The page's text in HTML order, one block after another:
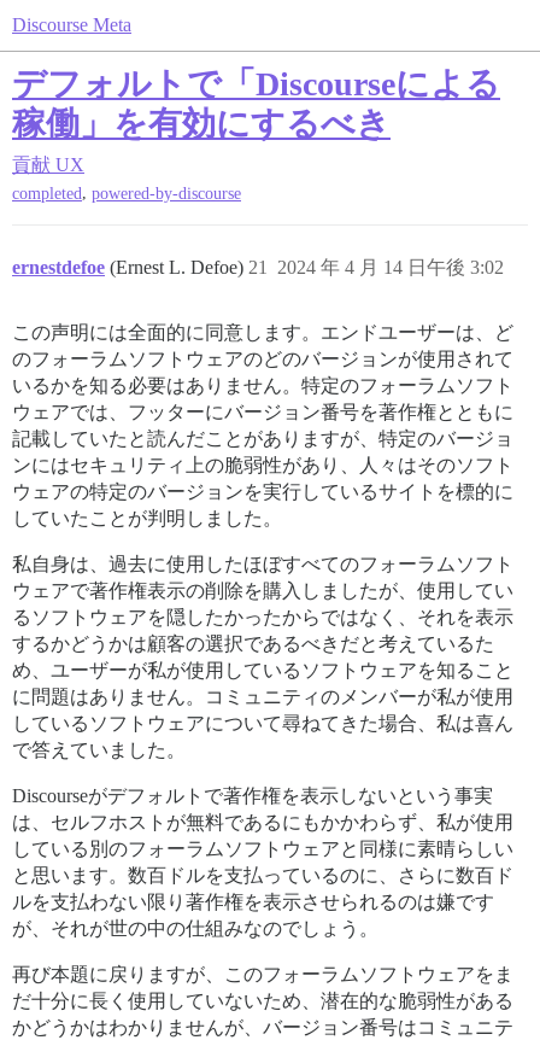
Discourse Meta
デフォルトで「Discourseによる
稼働」を有効にするべき
貢献 UX
completed, powered-by-discourse
ernestdefoe (Ernest L. Defoe) 2024 年 4 月 14 日午後 3:02
21
この声明には全面的に同意します。エンドユーザーは、ど
のフォーラムソフトウェアのどのバージョンが使用されて
いるかを知る必要はありません。特定のフォーラムソフト
ウェアでは、フッターにバージョン番号を著作権とともに
記載していたと読んだことがありますが、特定のバージョ
ンにはセキュリティ上の脆弱性があり、人々はそのソフト
ウェアの特定のバージョンを実行しているサイトを標的に
していたことが判明しました。
私自身は、過去に使用したほぼすべてのフォーラムソフト
ウェアで著作権表示の削除を購入しましたが、使用してい
るソフトウェアを隠したかったからではなく、それを表示
するかどうかは顧客の選択であるべきだと考えているた
め、ユーザーが私が使用しているソフトウェアを知ること
に問題はありません。コミュニティのメンバーが私が使用
しているソフトウェアについて尋ねてきた場合、私は喜ん
で答えていました。
Discourseがデフォルトで著作権を表示しないという事実
は、セルフホストが無料であるにもかかわらず、私が使用
している別のフォーラムソフトウェアと同様に素晴らしい
と思います。数百ドルを支払っているのに、さらに数百ド
ルを支払わない限り著作権を表示させられるのは嫌です
が、それが世の中の仕組みなのでしょう。
再び本題に戻りますが、このフォーラムソフトウェアをま
だ十分に長く使用していないため、潜在的な脆弱性がある
かどうかはわかりませんが、バージョン番号はコミュニテ